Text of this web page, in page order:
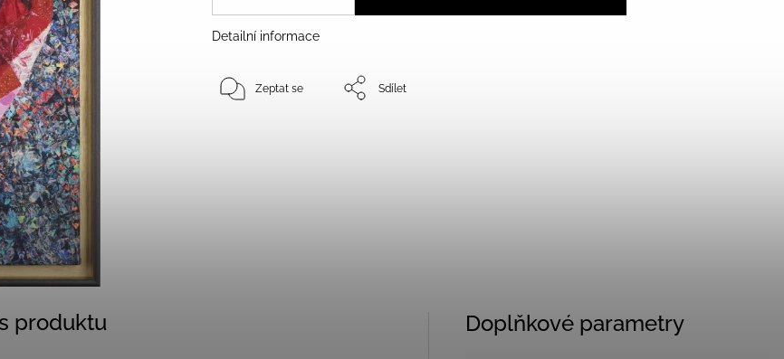
Detailní informace
Zeptat se Sdílet
produktu Doplňkové parametry